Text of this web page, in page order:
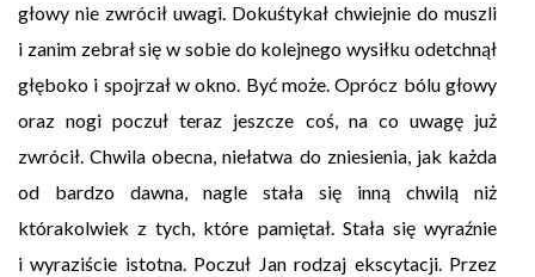
głowy nie zwrócił uwagi. Dokuśtykał chwiejnie do muszli
i zanim zebrał się w sobie do kolejnego wysiłku odetchnął
głęboko i spojrzał w okno. Być może. Oprócz bólu głowy
oraz nogi poczuł teraz jeszcze coś, na co uwagę już
zwrócił. Chwila obecna, niełatwa do zniesienia, jak każda
od bardzo dawna, nagle stała się inną chwilą niż
którakolwiek z tych, które pamiętał. Stała się wyraźnie
i wyraziście istotna. Poczuł Jan rodzaj ekscytacji. Przez